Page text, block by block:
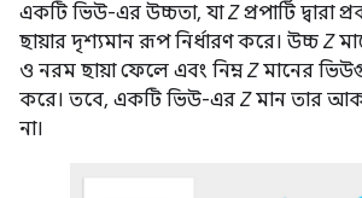
একটি ভিউ-এর উচ্চতা, যাZপ্রপার্টি দ্বারা
ছায়ার দৃশ্যমান রূপ নির্ধারণ করে। উচ্চ Z
ও নরম ছায়া ফেলে এবং নিম্নZমানের
করে। তবে, একটি ভিউ-এর Zমান তার
না।